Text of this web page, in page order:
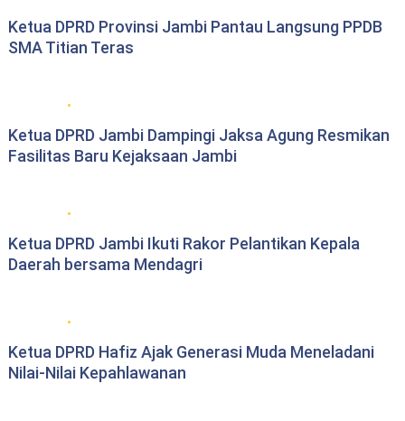
Ketua DPRD Provinsi Jambi Pantau Langsung PPDB
SMA Titian Teras
Ketua DPRD Jambi Dampingi Jaksa Agung Resmikan
Fasilitas Baru Kejaksaan Jambi
Ketua DPRD Jambi Ikuti Rakor Pelantikan Kepala
Daerah bersama Mendagri
Ketua DPRD Hafiz Ajak Generasi Muda Meneladani
Nilai-Nilai Kepahlawanan